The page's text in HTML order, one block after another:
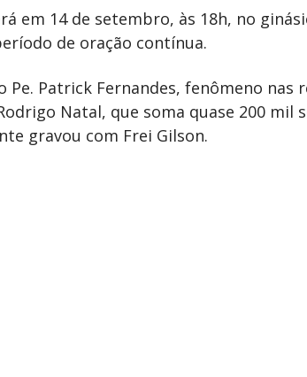
em 14 de setembro, às 18h, no
de oração contínua.
Patrick Fernandes, fenômeno nas
Natal, que soma quase 200 mil
gravou com Frei Gilson.